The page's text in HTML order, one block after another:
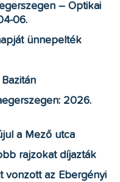
– Optikai
06.
ünnepelték
2026.
a Mező utca
rajzokat díjazták
vonzott az Ebergényi